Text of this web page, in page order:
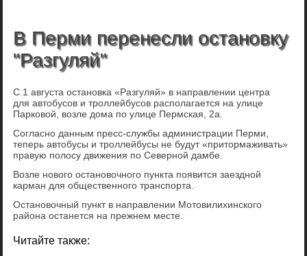
В Перми перенесли остановку
"Разгуляй"
С 1 августа остановка «Разгуляй» в направлении центра
для автобусов и троллейбусов располагается на улице
Парковой, возле дома по улице Пермская, 2а.
Согласно данным пресс-службы администрации Перми,
теперь автобусы и троллейбусы не будут «притормаживать»
правую полосу движения по Северной дамбе.
Возле нового остановочного пункта появится заездной
карман для общественного транспорта.
Остановочный пункт в направлении Мотовилихинского
района останется на прежнем месте.
Читайте также: